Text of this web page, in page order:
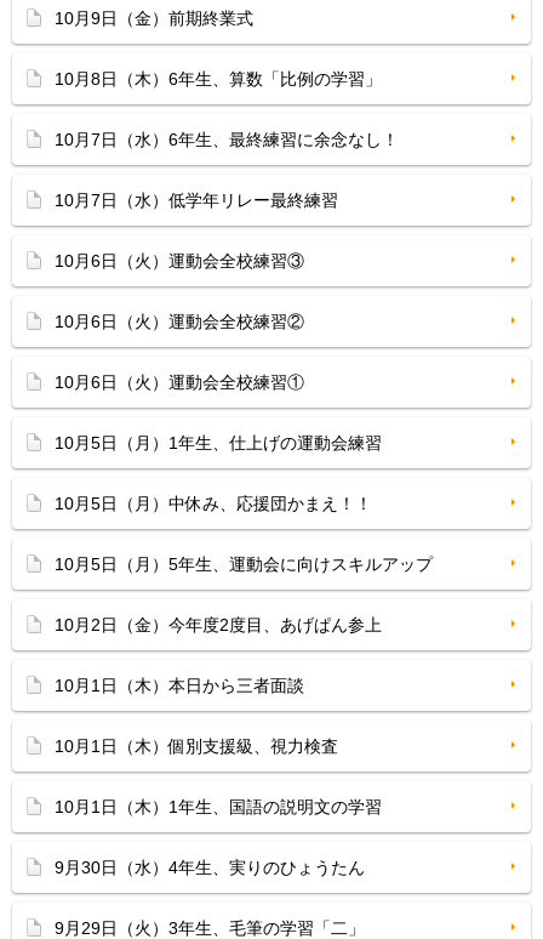
10月9日（金）前期終業式
10月8日（木）6年生、算数「比例の学習」
10月7日（水）6年生、最終練習に余念なし！
10月7日（水）低学年リレー最終練習
10月6日（火）運動会全校練習③
10月6日（火）運動会全校練習②
10月6日（火）運動会全校練習①
10月5日（月）1年生、仕上げの運動会練習
10月5日（月）中休み、応援団かまえ！！
10月5日（月）5年生、運動会に向けスキルアップ
10月2日（金）今年度2度目、あげぱん参上
10月1日（木）本日から三者面談
10月1日（木）個別支援級、視力検査
10月1日（木）1年生、国語の説明文の学習
9月30日（水）4年生、実りのひょうたん
9月29日（火）3年生、毛筆の学習「二」